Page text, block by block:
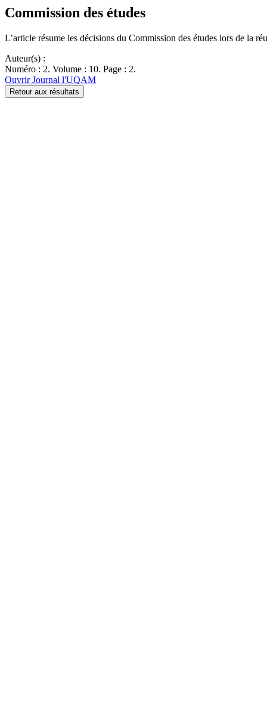
Commission des études
L’article résume les décisions du Commission des études lors de la
Auteur(s) :
Numéro : 2. Volume : 10. Page : 2.
Ouvrir Journal l'UQAM
Retour aux résultats